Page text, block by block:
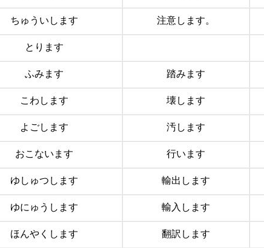
ちゅういします 注意します。
とります
ふみます 踏みます
こわします 壊します
よごします 汚します
おこないます 行います
ゆしゅつします 輸出します
ゆにゅうします 輸入します
ほんやくします 翻訳します